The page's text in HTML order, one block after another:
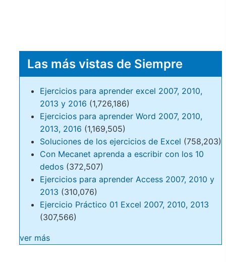
Las más vistas de Siempre
Ejercicios para aprender excel 2007, 2010,
2013 y 2016 (1,726,186)
Ejercicios para aprender Word 2007, 2010,
2013, 2016 (1,169,505)
Soluciones de los ejercicios de Excel (758,203)
Con Mecanet aprenda a escribir con los 10
dedos (372,507)
Ejercicios para aprender Access 2007, 2010 y
2013 (310,076)
Ejercicio Práctico 01 Excel 2007, 2010, 2013
(307,566)
ver más